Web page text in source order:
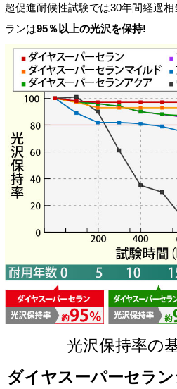
超促進耐候性試験では30年間経過
ランは95％以上の光沢を保持!
光沢保持率の
ダイヤスーパーセラ